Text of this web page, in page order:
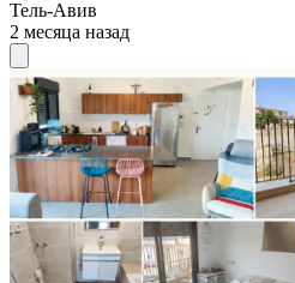
Тель-Авив
2 месяца назад